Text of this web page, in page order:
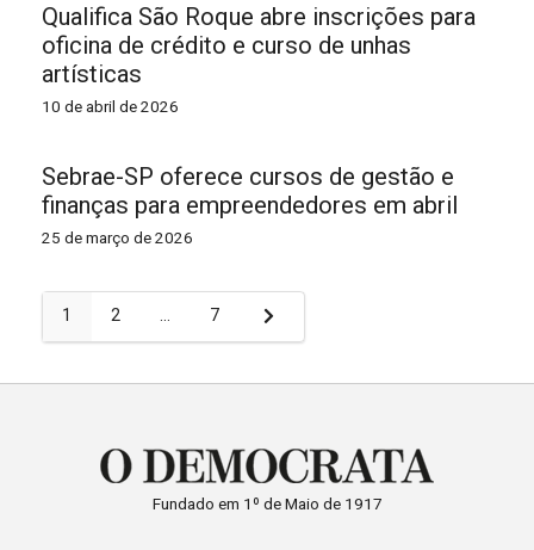
Qualifica São Roque abre inscrições para
oficina de crédito e curso de unhas
artísticas
10 de abril de 2026
Sebrae-SP oferece cursos de gestão e
finanças para empreendedores em abril
25 de março de 2026
Paginação
de
1 2 … 7
Fundado em 1º de Maio de 1917